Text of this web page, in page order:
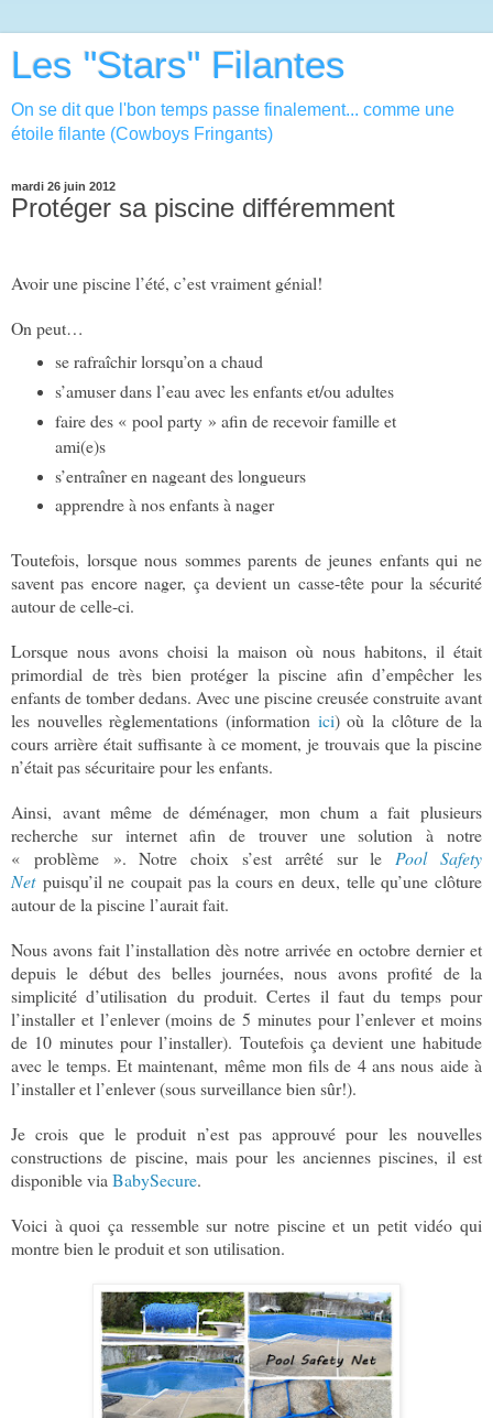
Les "Stars" Filantes
On se dit que l'bon temps passe finalement... comme une
étoile filante (Cowboys Fringants)
mardi 26 juin 2012
Protéger sa piscine différemment
Avoir une piscine l’été, c’est vraiment génial!
On peut…
se rafraîchir lorsqu’on a chaud
s’amuser dans l’eau avec les enfants et/ou adultes
faire des « pool party » afin de recevoir famille et
ami(e)s
s’entraîner en nageant des longueurs
apprendre à nos enfants à nager
Toutefois, lorsque nous sommes parents de jeunes enfants qui ne
savent pas encore nager, ça devient un casse-tête pour la sécurité
autour de celle-ci.
Lorsque nous avons choisi la maison où nous habitons, il était
primordial de très bien protéger la piscine afin d’empêcher les
enfants de tomber dedans. Avec une piscine creusée construite avant
les nouvelles règlementations (information ici) où la clôture de la
cours arrière était suffisante à ce moment, je trouvais que la piscine
n’était pas sécuritaire pour les enfants.
Ainsi, avant même de déménager, mon chum a fait plusieurs
recherche sur internet afin de trouver une solution à notre
« problème ». Notre choix s’est arrêté sur lePool Safety
Netpuisqu’il ne coupait pas la cours en deux, telle qu’une clôture
autour de la piscine l’aurait fait.
Nous avons fait l’installation dès notre arrivée en octobre dernier et
depuis le début des belles journées, nous avons profité de la
simplicité d’utilisation du produit. Certes il faut du temps pour
l’installer et l’enlever (moins de 5 minutes pour l’enlever et moins
de 10 minutes pour l’installer). Toutefois ça devient une habitude
avec le temps. Et maintenant, même mon fils de 4 ans nous aide à
l’installer et l’enlever (sous surveillance bien sûr!).
Je crois que le produit n’est pas approuvé pour les nouvelles
constructions de piscine, mais pour les anciennes piscines, il est
disponible viaBabySecure.
Voici à quoi ça ressemble sur notre piscine et un petit vidéo qui
montre bien le produit et son utilisation.